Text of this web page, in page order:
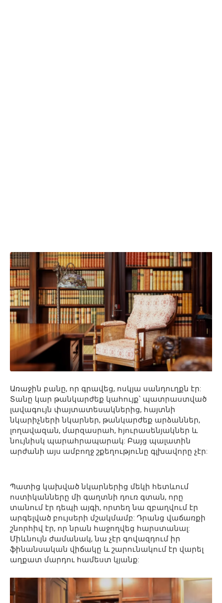
Առաջին բանը, որ գրավեց, ոսկյա սանդուղքն էր:
Տանը կար թանկարժեք կահույք՝ պատրաստված
լավագույն փայտատեսակներից, հայտնի
նկարիչների նկարներ, թանկարժեք արձաններ,
լողավազան, մարզասրահ, հյուրասենյակներ և
նույնիսկ պարահրապարակ: Բայց պալատին
արժանի այս ամբողջ շքեղությունը գլխավորը չէր:
Պատից կախված նկարներից մեկի հետևում
ոստիկանները մի գաղտնի դուռ գտան, որը
տանում էր դեպի այգի, որտեղ նա զբաղվում էր
արգելված բույսերի մշակմամբ: Դրանց վաճառքի
շնորհիվ էր, որ նրան հաջողվեց հարստանալ:
Միևնույն ժամանակ, նա չէր գովազդում իր
ֆինանսական վիճակը և շարունակում էր վարել
աղքատ մարդու համեստ կյանք: